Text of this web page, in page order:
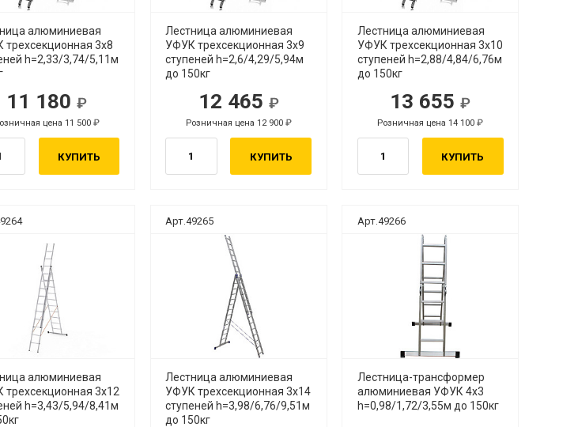
алюминиевая
трехсекционная 3х8
h=2,33/3,74/5,11м
11 180
цена 11 500
КУПИТЬ
Лестница алюминиевая
УФУК трехсекционная 3х9
ступеней h=2,6/4,29/5,94м
до 150кг
12 465
Розничная цена 12 900
КУПИТЬ
Лестница алюминиевая
УФУК трехсекционная 3х10
ступеней h=2,88/4,84/6,76м
до 150кг
13 655
руб.
Розничная цена 14 100
руб.
КУПИТЬ
алюминиевая
трехсекционная 3х12
h=3,43/5,94/8,41м
Арт.49265
Лестница алюминиевая
УФУК трехсекционная 3х14
ступеней h=3,98/6,76/9,51м
до 150кг
Арт.49266
Лестница-трансформер
алюминиевая УФУК 4х3
h=0,98/1,72/3,55м до 150кг